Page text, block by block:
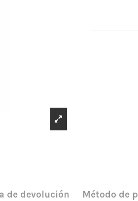
de devolución Método de